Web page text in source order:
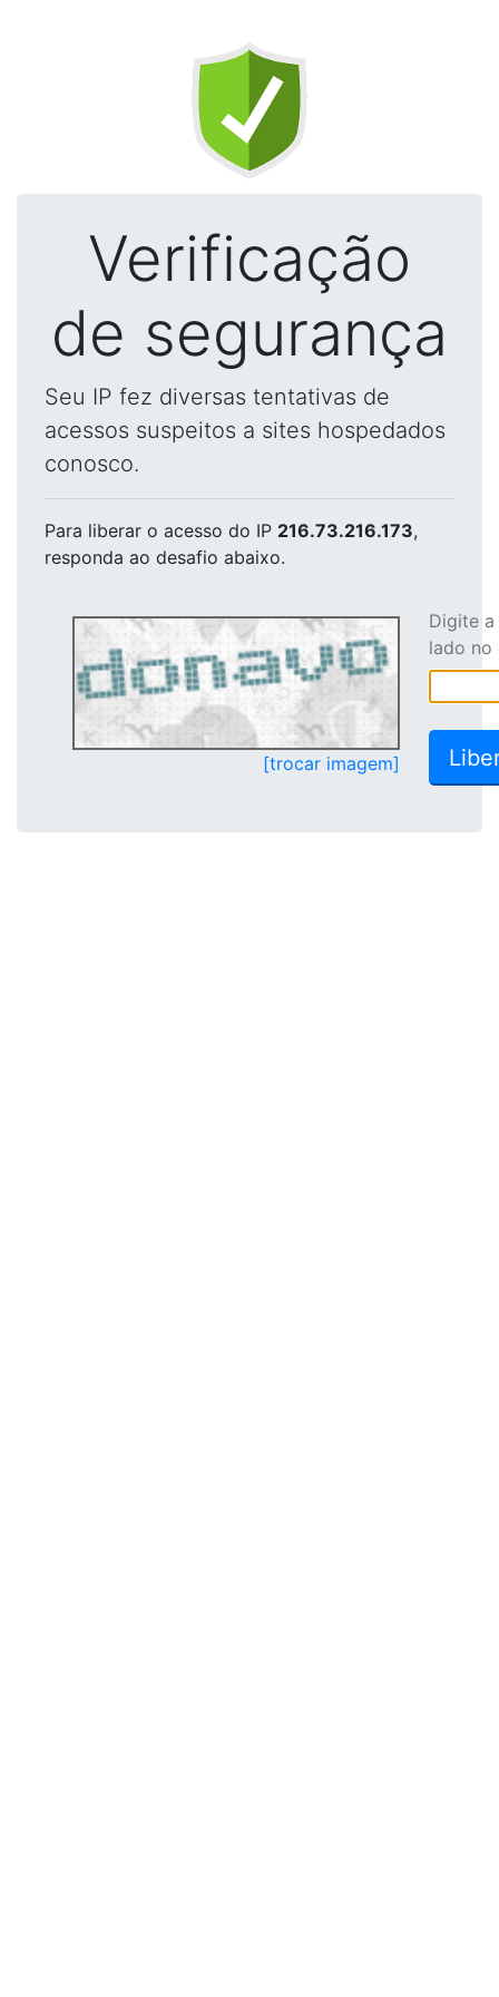
Verificação
de segurança
Seu IP fez diversas tentativas de
acessos suspeitos a sites hospedados
conosco.
Para liberar o acesso do IP 216.73.216.173,
responda ao desafio abaixo.
[trocar imagem]
Digite
lado no